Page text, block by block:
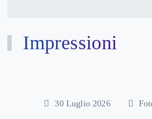
Impressioni
30 Luglio 2026